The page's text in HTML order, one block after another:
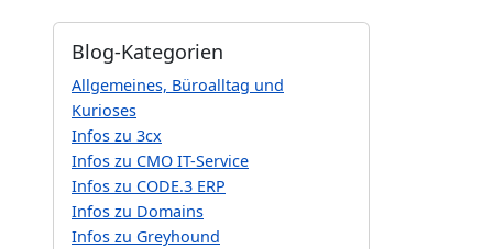
Blog-Kategorien
Allgemeines, Büroalltag und
Kurioses
Infos zu 3cx
Infos zu CMO IT-Service
Infos zu CODE.3 ERP
Infos zu Domains
Infos zu Greyhound